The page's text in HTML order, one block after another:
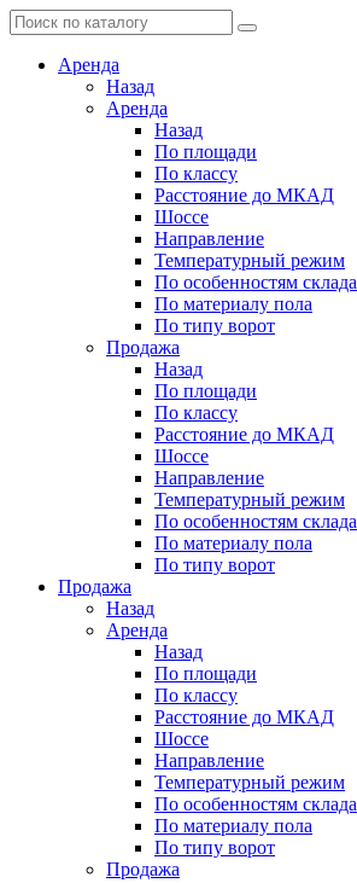
Аренда
Назад
Аренда
Назад
По площади
По классу
Расстояние до МКАД
Шоссе
Направление
Температурный режим
По особенностям склада
По материалу пола
По типу ворот
Продажа
Назад
По площади
По классу
Расстояние до МКАД
Шоссе
Направление
Температурный режим
По особенностям склада
По материалу пола
По типу ворот
Продажа
Назад
Аренда
Назад
По площади
По классу
Расстояние до МКАД
Шоссе
Направление
Температурный режим
По особенностям склада
По материалу пола
По типу ворот
Продажа